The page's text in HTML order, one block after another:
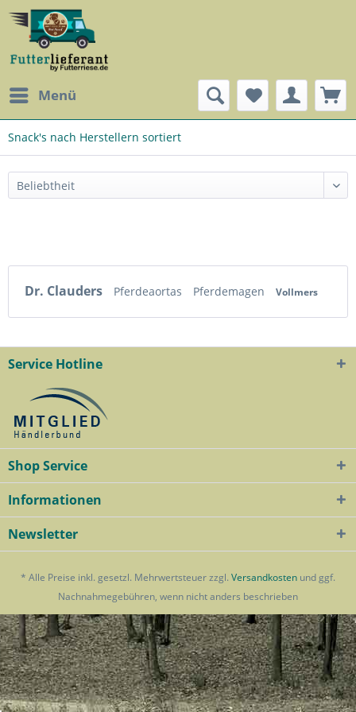
Menü
Snack's nach Herstellern sortiert
Dr. Clauders Pferdeaortas Pferdemagen Vollmers
Service Hotline
Shop Service
Informationen
Newsletter
* Alle Preise inkl. gesetzl. Mehrwertsteuer zzgl. Versandkosten und ggf.
Nachnahmegebühren, wenn nicht anders beschrieben